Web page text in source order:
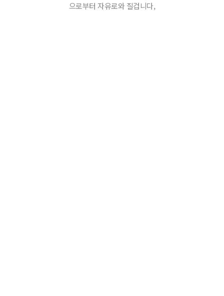
으로부터 자유로와 질겁니다,